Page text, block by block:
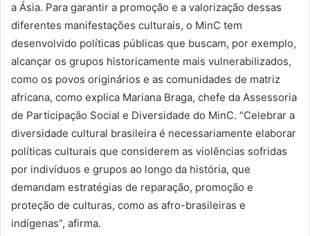
a Ásia. Para garantir a promoção e a valorização dessas
diferentes manifestações culturais, o MinC tem
desenvolvido políticas públicas que buscam, por exemplo,
alcançar os grupos historicamente mais vulnerabilizados,
como os povos originários e as comunidades de matriz
africana, como explica Mariana Braga, chefe da Assessoria
de Participação Social e Diversidade do MinC. “Celebrar a
diversidade cultural brasileira é necessariamente elaborar
políticas culturais que considerem as violências sofridas
por indivíduos e grupos ao longo da história, que
demandam estratégias de reparação, promoção e
proteção de culturas, como as afro-brasileiras e
indígenas”, afirma.